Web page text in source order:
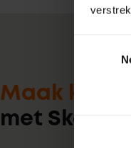
Maak
met Skodora